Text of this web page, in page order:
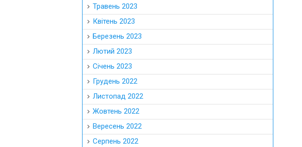
Травень 2023
Квітень 2023
Березень 2023
Лютий 2023
Січень 2023
Грудень 2022
Листопад 2022
Жовтень 2022
Вересень 2022
Серпень 2022